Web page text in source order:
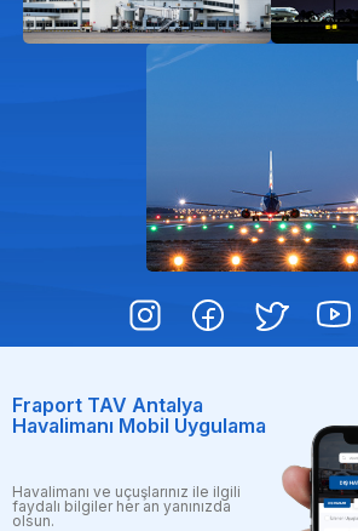
Fraport TAV Antalya
Havalimanı Mobil Uygulama
Havalimanı ve uçuşlarınız ile ilgili
faydalı bilgiler her an yanınızda
olsun.